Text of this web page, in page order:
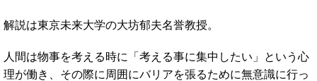
解説は東京未来大学の大坊郁夫名誉教授。
人間は物事を考える時に「考える事に集中したい」という心
理が働き、その際に周囲にバリアを張るために無意識に行っ